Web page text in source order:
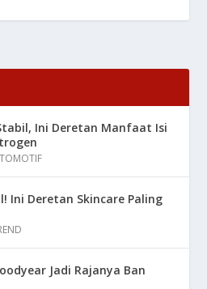
Ini Deretan Manfaat Isi
Ini Deretan Skincare Paling
Jadi Rajanya Ban